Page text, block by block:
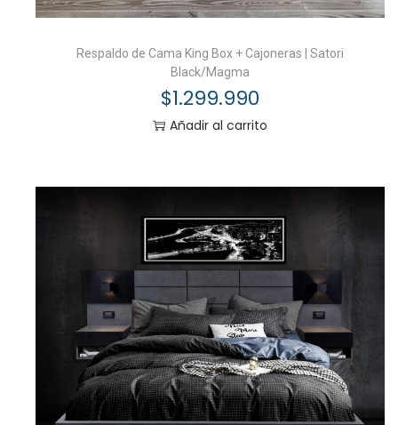
Respaldo de Cama King Box + Cajoneras | Satori
Black/Magma
$1.299.990
Añadir al carrito